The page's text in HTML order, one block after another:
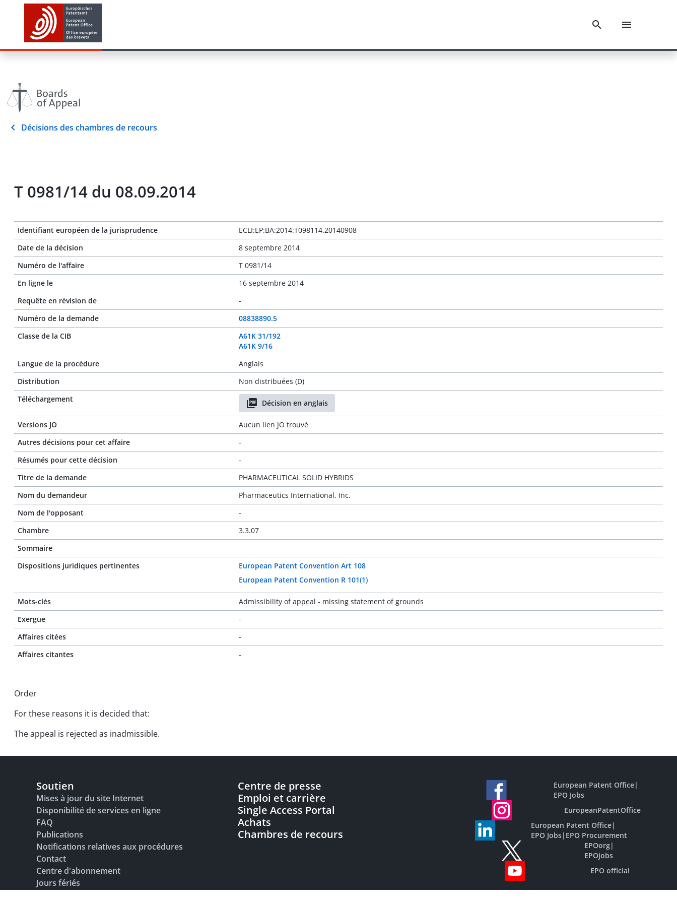
Décisions des chambres de recours
T 0981/14 du 08.09.2014
Identifiant européen de la jurisprudence
ECLI:EP:BA:2014:T098114.20140908
Date de la décision
8 septembre 2014
Numéro de l'affaire
T 0981/14
En ligne le
16 septembre 2014
Requête en révision de
-
Numéro de la demande
08838890.5
Classe de la CIB
A61K 31/192
A61K 9/16
Langue de la procédure
Anglais
Distribution
Non distribuées (D)
Téléchargement
Décision en anglais
Versions JO
Aucun lien JO trouvé
Autres décisions pour cet affaire
-
Résumés pour cette décision
-
Titre de la demande
PHARMACEUTICAL SOLID HYBRIDS
Nom du demandeur
Pharmaceutics International, Inc.
Nom de l'opposant
-
Chambre
3.3.07
Sommaire
-
Dispositions juridiques pertinentes
European Patent Convention Art 108
European Patent Convention R 101(1)
Mots-clés
Admissibility of appeal - missing statement of grounds
Exergue
-
Affaires citées
-
Affaires citantes
-
Order
For these reasons it is decided that:
The appeal is rejected as inadmissible.
Soutien
Mises à jour du site Internet
Disponibilité de services en ligne
FAQ
Publications
Notifications relatives aux procédures
Contact
Centre d'abonnement
Jours fériés
Centre de presse
Emploi et carrière
Single Access Portal
Achats
Chambres de recours
European Patent Office|
EPO Jobs
EuropeanPatentOffice
European Patent Office|
EPO Jobs| EPO Procurement
EPOorg|
EPOjobs
EPO official